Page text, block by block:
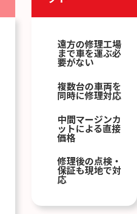
遠方の修理工場
まで車を運ぶ必
要がない
複数台の車両を
同時に修理対応
中間マージンカ
ットによる直接
価格
修理後の点検・
保証も現地で対
応